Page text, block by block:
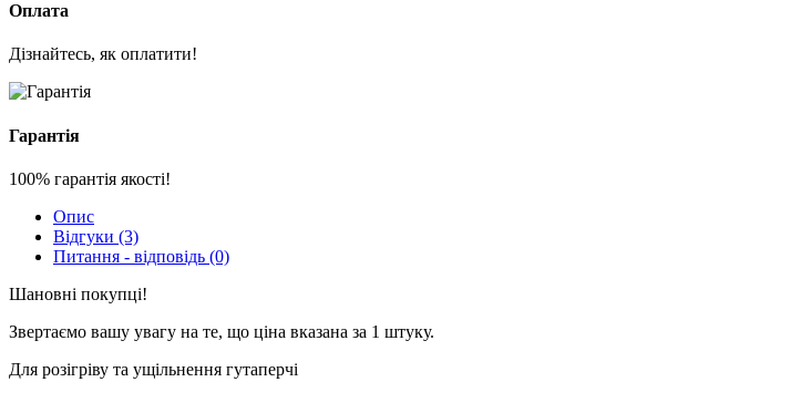
Оплата
Дізнайтесь, як оплатити!
Гарантія
100% гарантія якості!
Опис
Відгуки (3)
Питання - відповідь (0)
Шановні покупці!
Звертаємо вашу увагу на те, що ціна вказана за 1 штуку.
Для розігріву та ущільнення гутаперчі